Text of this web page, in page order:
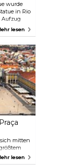
wurde
in Rio
Aufzug
lesen
mitten
immer
ist
lesen